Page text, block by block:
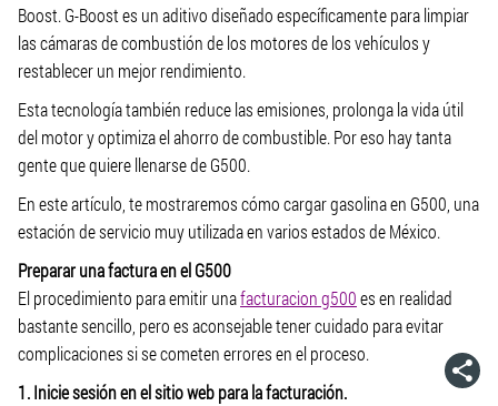
Boost. G-Boost es un aditivo diseñado específicamente para limpiar
las cámaras de combustión de los motores de los vehículos y
restablecer un mejor rendimiento.
Esta tecnología también reduce las emisiones, prolonga la vida útil
del motor y optimiza el ahorro de combustible. Por eso hay tanta
gente que quiere llenarse de G500.
En este artículo, te mostraremos cómo cargar gasolina en G500, una
estación de servicio muy utilizada en varios estados de México.
Preparar una factura en el G500
El procedimiento para emitir unafacturacion g500es en realidad
bastante sencillo, pero es aconsejable tener cuidado para evitar
complicaciones si se cometen errores en el proceso.
1. Inicie sesión en el sitio web para la facturación.